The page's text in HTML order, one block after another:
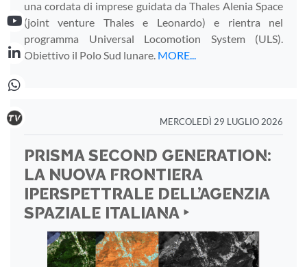
una cordata di imprese guidata da Thales Alenia Space
(joint venture Thales e Leonardo) e rientra nel
programma Universal Locomotion System (ULS).
Obiettivo il Polo Sud lunare. MORE...
MERCOLEDÌ 29 LUGLIO 2026
PRISMA SECOND GENERATION:
LA NUOVA FRONTIERA
IPERSPETTRALE DELL’AGENZIA
SPAZIALE ITALIANA ‣